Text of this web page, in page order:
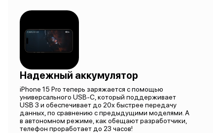
Надежный аккумулятор
iPhone 15 Pro теперь заряжается с помощью
универсального USB-C, который поддерживает
USB 3 и обеспечивает до 20х быстрее передачу
данных, по сравнению с предыдущими моделями. А
в автономном режиме, как обещают разработчики,
телефон проработает до 23 часов!